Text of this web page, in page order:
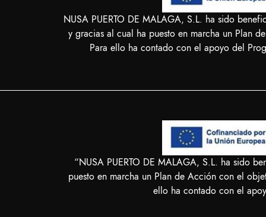
NUSA PUERTO DE MALAGA, S.L. ha sido
y gracias al cual ha puesto en marcha un Plan
Para ello ha contado con el apoyo del
“NUSA PUERTO DE MALAGA, S.L. ha sido
puesto en marcha un Plan de Acción con el
ello ha contado con el